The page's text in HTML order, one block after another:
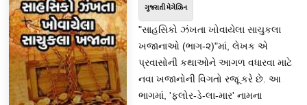
ગુજરાતી મેગેઝિન
"સાહસિકો ઝંખતા ખોવાયેલા સાચુકલા
ખજાનાઓ (ભાગ-૨)"માં, લેખક એ
પ્રવાસોની કથાઓને આગળ વધારવા માટે
નવા ખજાનોની વિગતો રજૂ કરે છે. આ
ભાગમાં, 'ફ્લોર-ડે-લા-માર' નામના